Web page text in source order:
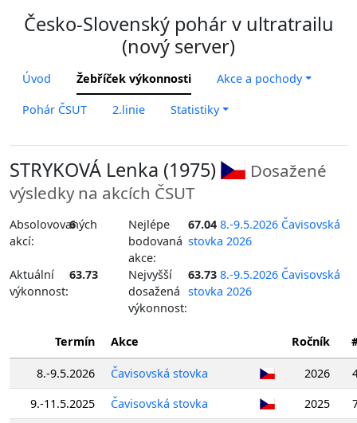
Česko-Slovenský pohár v ultratrailu
(nový server)
Úvod Žebříček výkonnosti Akce a pochody
Pohár ČSUT 2.linie Statistiky
STRYKOVÁ Lenka (1975)
Dosažené
výsledky na akcích ČSUT
Absolovovaných
akcí:
6
Nejlépe
bodovaná
akce:
67.04 8.-9.5.2026 Čavisovská
stovka 2026
Aktuální
výkonnost:
63.73
Nejvyšší
dosažená
výkonnost:
63.73 8.-9.5.2026 Čavisovská
stovka 2026
Termín Akce Ročník
8.-9.5.2026 Čavisovská stovka 2026
9.-11.5.2025
Čavisovská stovka 2025